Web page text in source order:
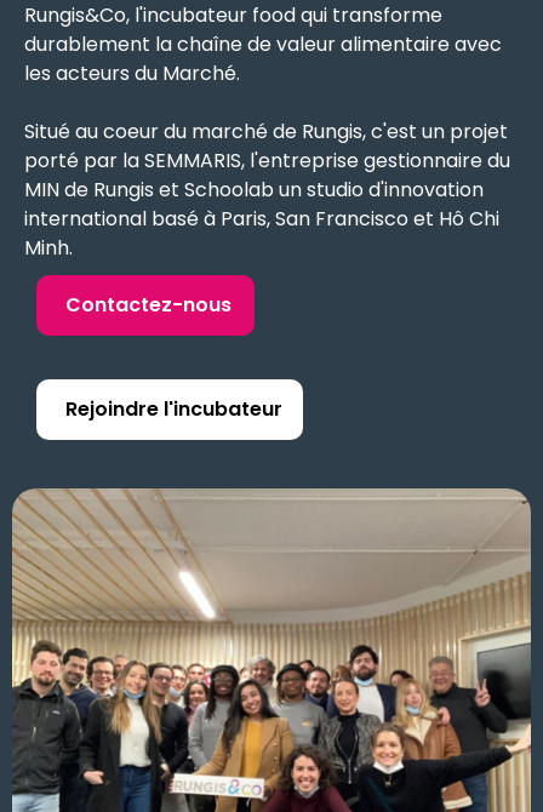
Rungis&Co, l'incubateur food qui transforme
durablement la chaîne de valeur alimentaire avec
les acteurs du Marché.
Situé au coeur du marché de Rungis, c'est un projet
porté par la SEMMARIS, l'entreprise gestionnaire du
MIN de Rungis et Schoolab un studio d'innovation
international basé à Paris, San Francisco et Hô Chi
Minh.
Contactez-nous
Rejoindre l'incubateur